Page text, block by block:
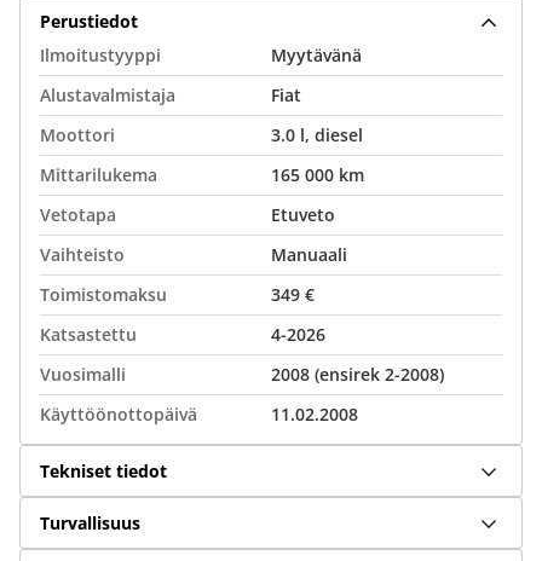
Perustiedot
Ilmoitustyyppi
Myytävänä
Alustavalmistaja
Fiat
Moottori
3.0 l, diesel
Mittarilukema
165 000 km
Vetotapa
Etuveto
Vaihteisto
Manuaali
Toimistomaksu
349 €
Katsastettu
4-2026
Vuosimalli
2008 (ensirek 2-2008)
Käyttöönottopäivä
11.02.2008
Tekniset tiedot
Turvallisuus